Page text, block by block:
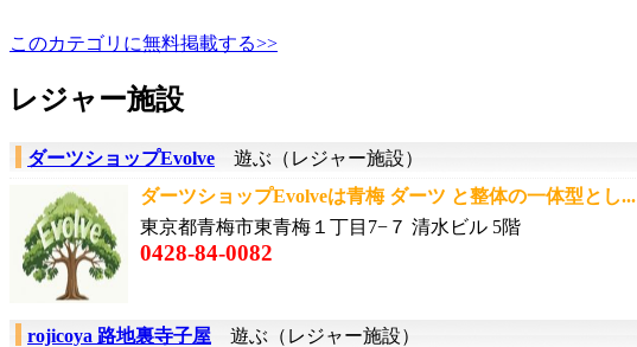
このカテゴリに無料掲載する>>
レジャー施設
ダーツショップEvolve 遊ぶ（レジャー施設）
ダーツショップEvolveは青梅 ダーツ と整体の一体型とし...
東京都青梅市東青梅１丁目7−７ 清水ビル 5階
0428-84-0082
rojicoya 路地裏寺子屋 遊ぶ（レジャー施設）